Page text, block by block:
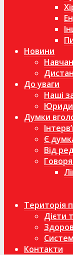
Новини
До уваги
Наші
Думки
Є
Від
Територія
Дієти
Контакти